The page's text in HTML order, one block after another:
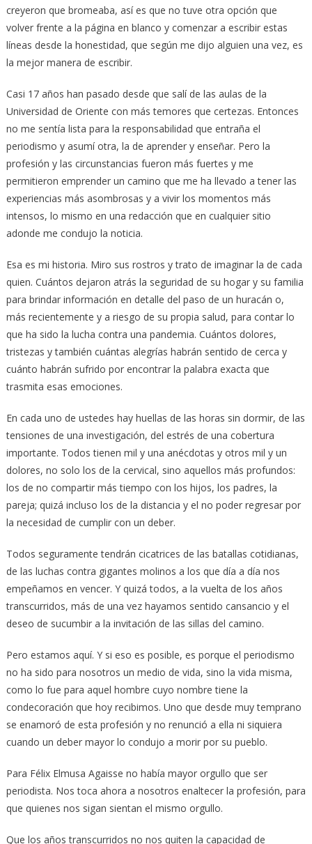
creyeron que bromeaba, así es que no tuve otra opción que
volver frente a la página en blanco y comenzar a escribir estas
líneas desde la honestidad, que según me dijo alguien una vez, es
la mejor manera de escribir.
Casi 17 años han pasado desde que salí de las aulas de la
Universidad de Oriente con más temores que certezas. Entonces
no me sentía lista para la responsabilidad que entraña el
periodismo y asumí otra, la de aprender y enseñar. Pero la
profesión y las circunstancias fueron más fuertes y me
permitieron emprender un camino que me ha llevado a tener las
experiencias más asombrosas y a vivir los momentos más
intensos, lo mismo en una redacción que en cualquier sitio
adonde me condujo la noticia.
Esa es mi historia. Miro sus rostros y trato de imaginar la de cada
quien. Cuántos dejaron atrás la seguridad de su hogar y su familia
para brindar información en detalle del paso de un huracán o,
más recientemente y a riesgo de su propia salud, para contar lo
que ha sido la lucha contra una pandemia. Cuántos dolores,
tristezas y también cuántas alegrías habrán sentido de cerca y
cuánto habrán sufrido por encontrar la palabra exacta que
trasmita esas emociones.
En cada uno de ustedes hay huellas de las horas sin dormir, de las
tensiones de una investigación, del estrés de una cobertura
importante. Todos tienen mil y una anécdotas y otros mil y un
dolores, no solo los de la cervical, sino aquellos más profundos:
los de no compartir más tiempo con los hijos, los padres, la
pareja; quizá incluso los de la distancia y el no poder regresar por
la necesidad de cumplir con un deber.
Todos seguramente tendrán cicatrices de las batallas cotidianas,
de las luchas contra gigantes molinos a los que día a día nos
empeñamos en vencer. Y quizá todos, a la vuelta de los años
transcurridos, más de una vez hayamos sentido cansancio y el
deseo de sucumbir a la invitación de las sillas del camino.
Pero estamos aquí. Y si eso es posible, es porque el periodismo
no ha sido para nosotros un medio de vida, sino la vida misma,
como lo fue para aquel hombre cuyo nombre tiene la
condecoración que hoy recibimos. Uno que desde muy temprano
se enamoró de esta profesión y no renunció a ella ni siquiera
cuando un deber mayor lo condujo a morir por su pueblo.
Para Félix Elmusa Agaisse no había mayor orgullo que ser
periodista. Nos toca ahora a nosotros enaltecer la profesión, para
que quienes nos sigan sientan el mismo orgullo.
Que los años transcurridos no nos quiten la capacidad de